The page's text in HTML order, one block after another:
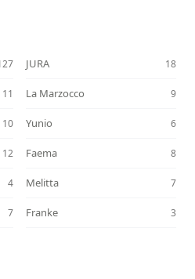
JURA 18
11 La Marzocco 9
10 Yunio 6
12 Faema 8
4 Melitta 7
7 Franke 3